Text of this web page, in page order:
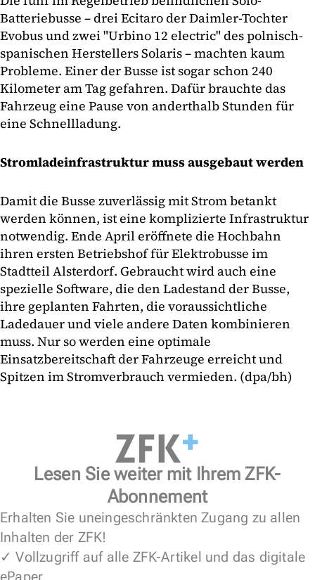
Batteriebusse – drei Ecitaro der Daimler-Tochter
Evobus und zwei "Urbino 12 electric" des polnisch-
spanischen Herstellers Solaris – machten kaum
Probleme. Einer der Busse ist sogar schon 240
Kilometer am Tag gefahren. Dafür brauchte das
Fahrzeug eine Pause von anderthalb Stunden für
eine Schnellladung.
Stromladeinfrastruktur muss ausgebaut werden
Damit die Busse zuverlässig mit Strom betankt
werden können, ist eine komplizierte Infrastruktur
notwendig. Ende April eröffnete die Hochbahn
ihren ersten Betriebshof für Elektrobusse im
Stadtteil Alsterdorf. Gebraucht wird auch eine
spezielle Software, die den Ladestand der Busse,
ihre geplanten Fahrten, die voraussichtliche
Ladedauer und viele andere Daten kombinieren
muss. Nur so werden eine optimale
Einsatzbereitschaft der Fahrzeuge erreicht und
Spitzen im Stromverbrauch vermieden. (dpa/bh)
Lesen Sie weiter mit Ihrem ZFK-
Abonnement
Erhalten Sie uneingeschränkten Zugang zu allen
Inhalten der ZFK!
✓ Vollzugriff auf alle ZFK-Artikel und das digitale